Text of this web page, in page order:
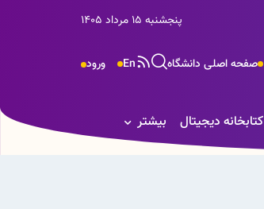
پنجشنبه 15 مرداد 1405
ورود En صفحه اصلی دانشگاه
کتابخانه دیجیتال بیشتر